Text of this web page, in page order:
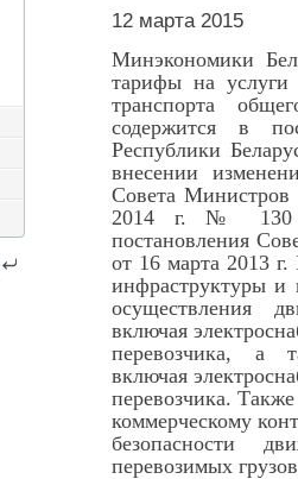
12 марта 2015
Минэкономики
тарифы на услуги
транспорта
содержится в
Республики
внесении
Совета Министров
2014 г. № 130
постановления
от 16 марта 2013
инфраструктуры и
осуществления
включая
перевозчика, а
включая
перевозчика.
коммерческому
безопасности
перевозимых